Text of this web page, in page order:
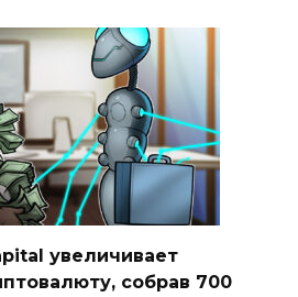
увеличивает
собрав 700